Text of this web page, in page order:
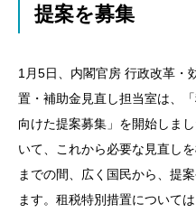
提案を募集
1月5日、内閣官房 行政改革・
置・補助金見直し担当室は、
向けた提案募集」を開始しま
いて、これから必要な見直し
までの間、広く国民から、提
ます。租税特別措置について